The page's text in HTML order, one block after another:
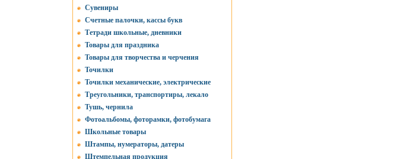
Сувениры
Счетные палочки, кассы букв
Тетради школьные, дневники
Товары для праздника
Товары для творчества и черчения
Точилки
Точилки механические, электрические
Треугольники, транспортиры, лекало
Тушь, чернила
Фотоальбомы, фоторамки, фотобумага
Школьные товары
Штампы, нумераторы, датеры
Штемпельная продукция